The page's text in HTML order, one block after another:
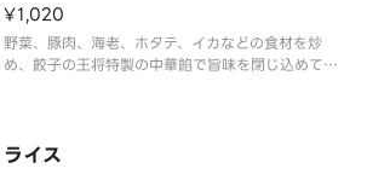
※写真はイメージです。
¥1,020
野菜、豚肉、海老、ホタテ、イカなどの食材を炒
め、餃子の王将特製の中華餡で旨味を閉じ込めて、
※写真はイメージです。
ライス